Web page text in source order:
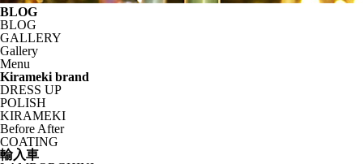
BLOG
BLOG
GALLERY
Gallery
Menu
Kirameki brand
DRESS UP
POLISH
KIRAMEKI
Before After
COATING
輸入車